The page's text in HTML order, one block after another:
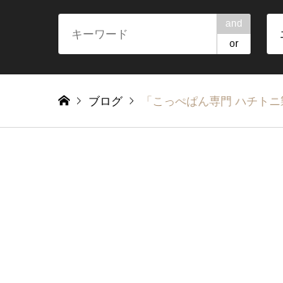
and
or
ブログ 「こっぺぱん専門 ハチト